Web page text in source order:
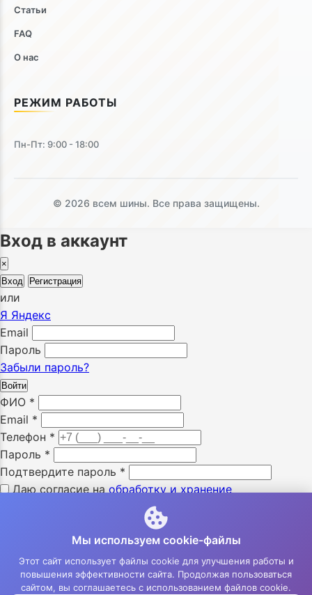
Статьи
FAQ
О нас
РЕЖИМ РАБОТЫ
Пн-Пт: 9:00 - 18:00
© 2026 всем шины. Все права защищены.
Вход в аккаунт
×
Вход
Регистрация
или
Я Яндекс
Email
Пароль
Забыли пароль?
Войти
ФИО *
Email *
Телефон *
Пароль *
Подтвердите пароль *
Даю согласие наобработку и хранение
политикой конфиденциальности
Я даю согласие на получение SMS уведомлений *
Я даю согласие на получение e-mail уведомлений *
Зарегистрироваться
Мы используем cookie-файлы
Этот сайт использует файлы cookie для улучшения работы и
повышения эффективности сайта. Продолжая пользоваться
сайтом, вы соглашаетесь с использованием файлов cookie.